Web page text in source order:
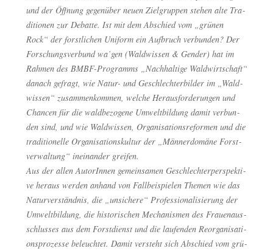
und der Öff­nung gegen­über neu­en Ziel­grup­pen ste­hen alte Tra­
di­tio­nen zur Debat­te. Ist mit dem Abschied vom „grü­nen
Rock“ der forst­li­chen Uni­form ein Auf­bruch ver­bun­den? Der
For­schungs­ver­bund wa’­gen (Wald­wis­sen & Gen­der) hat im
Rah­men des BMBF-Pro­gramms „Nach­hal­ti­ge Wald­wirt­schaft“
danach gefragt, wie Natur- und Geschlech­ter­bil­der im „Wald­
wis­sen“ zusam­men­kom­men, wel­che Her­aus­for­de­run­gen und
Chan­cen für die wald­be­zo­ge­ne Umwelt­bil­dung damit ver­bun­
den sind, und wie Wald­wis­sen, Orga­ni­sa­ti­ons­re­for­men und die
tra­di­tio­nel­le Orga­ni­sa­ti­ons­kul­tur der „Män­ner­do­mä­ne Forst­
ver­wal­tung“ inein­an­der greifen.
Aus der allen AutorIn­nen gemein­sa­men Geschlech­ter­per­spek­ti­
ve her­aus wer­den anhand von Fall­bei­spie­len The­men wie das
Natur­ver­ständ­nis, die „unsi­che­re“ Pro­fes­sio­na­li­sie­rung der
Umwelt­bil­dung, die his­to­ri­schen Mecha­nis­men des Frau­en­aus­
schlus­ses aus dem Forst­dienst und die lau­fen­den Reor­ga­ni­sa­ti­
ons­pro­zes­se beleuch­tet. Damit ver­steht sich Abschied vom grü­